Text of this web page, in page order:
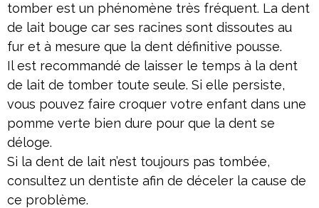
tomber est un phénomène très fréquent. La dent
de lait bouge car ses racines sont dissoutes au
fur et à mesure que la dent définitive pousse.
Il est recommandé de laisser le temps à la dent
de lait de tomber toute seule. Si elle persiste,
vous pouvez faire croquer votre enfant dans une
pomme verte bien dure pour que la dent se
déloge.
Si la dent de lait n’est toujours pas tombée,
consultez un dentiste afin de déceler la cause de
ce problème.